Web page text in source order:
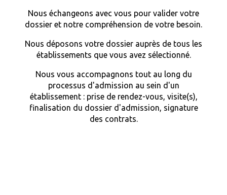
Nous échangeons avec vous pour valider votre
dossier et notre compréhension de votre besoin.
Nous déposons votre dossier auprès de tous les
établissements que vous avez sélectionné.
Nous vous accompagnons tout au long du
processus d'admission au sein d'un
établissement : prise de rendez-vous, visite(s),
finalisation du dossier d'admission, signature
des contrats.